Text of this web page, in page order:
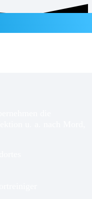
& DESINFEKTION